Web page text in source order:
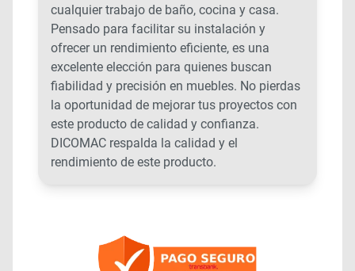
cualquier trabajo de baño, cocina y casa.
Pensado para facilitar su instalación y
ofrecer un rendimiento eficiente, es una
excelente elección para quienes buscan
fiabilidad y precisión en muebles. No pierdas
la oportunidad de mejorar tus proyectos con
este producto de calidad y confianza.
DICOMAC respalda la calidad y el
rendimiento de este producto.